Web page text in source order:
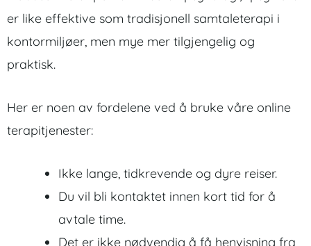
er like effektive som tradisjonell samtaleterapi i
kontormiljøer, men mye mer tilgjengelig og
praktisk.
Her er noen av fordelene ved å bruke våre online
terapitjenester:
Ikke lange, tidkrevende og dyre reiser.
Du vil bli kontaktet innen kort tid for å
avtale time.
Det er ikke nødvendig å få henvisning fra